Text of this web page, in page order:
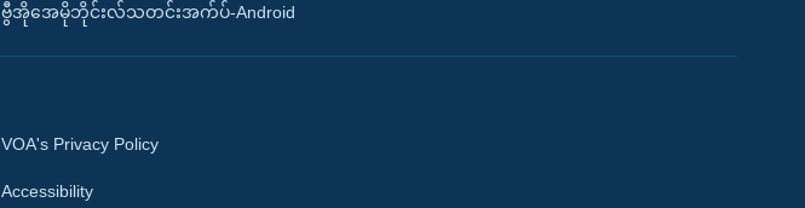
ဗွီအိုအေမိုဘိုင်းလ်သတင်းအက်ပ်-Android
VOA's Privacy Policy
Accessibility